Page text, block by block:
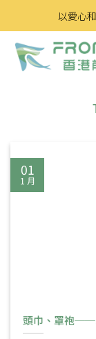
to
content
以愛心
頭巾、罩袍──
01
1 月